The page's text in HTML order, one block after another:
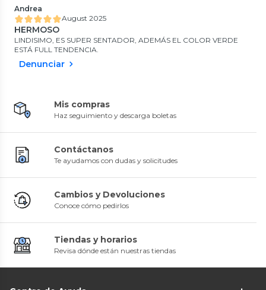
Andrea
August 2025
HERMOSO
LINDISIMO, ES SUPER SENTADOR, ADEMÁS EL COLOR VERDE
ESTÁ FULL TENDENCIA.
Denunciar
Mis compras
Haz seguimiento y descarga boletas
Contáctanos
Te ayudamos con dudas y solicitudes
Cambios y Devoluciones
Conoce cómo pedirlos
Tiendas y horarios
Revisa dónde están nuestras tiendas